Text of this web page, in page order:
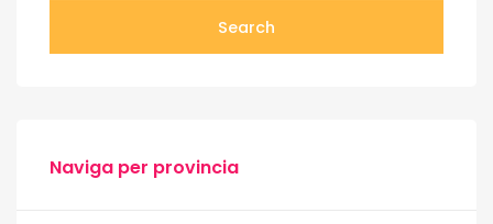
Search
Naviga per provincia